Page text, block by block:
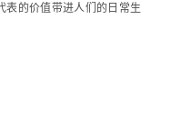
表的价值带进人们的日常生